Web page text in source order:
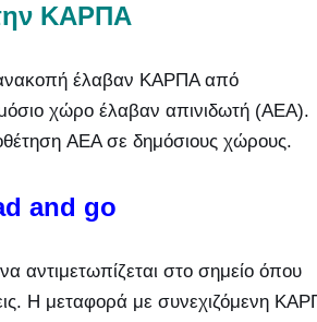
ΚΑΡΠΑ
ανακοπή έλαβαν ΚΑΡΠΑ από
χώρο έλαβαν απινιδωτή (AEΑ).
AEΑ σε δημόσιους χώρους.
and go
αντιμετωπίζεται στο σημείο όπου
Η μεταφορά με συνεχιζόμενη